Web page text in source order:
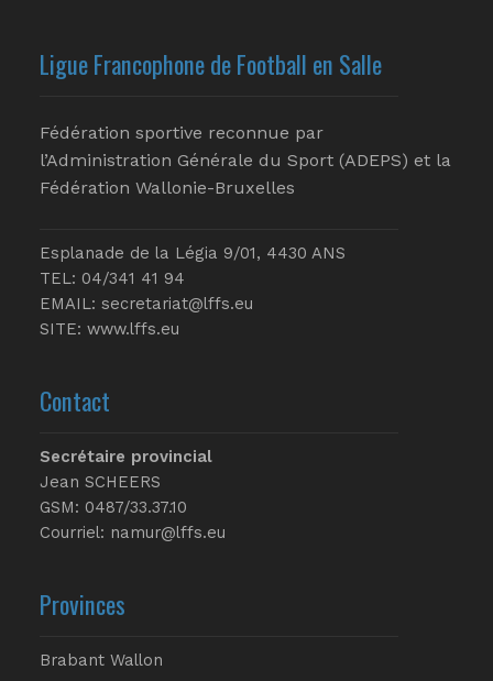
Ligue Francophone de Football en Salle
Fédération sportive reconnue par
l’Administration Générale du Sport (ADEPS) et la
Fédération Wallonie-Bruxelles
Esplanade de la Légia 9/01, 4430 ANS
TEL: 04/341 41 94
EMAIL: secretariat@lffs.eu
SITE: www.lffs.eu
Contact
Secrétaire provincial
Jean SCHEERS
GSM: 0487/33.37.10
Courriel: namur@lffs.eu
Provinces
Brabant Wallon